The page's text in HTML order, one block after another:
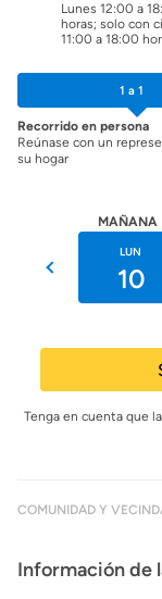
Lunes 12:00 a
horas; solo con
11:00 a 18:00
1 a 1
Recorrido en persona
Reúnase con un
su hogar
MAÑANA
LUN
10
Tenga en cuenta que
COMUNIDAD Y
Información de